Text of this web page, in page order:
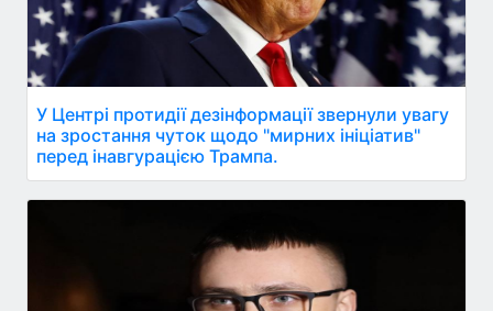
У Центрі протидії дезінформації звернули увагу
на зростання чуток щодо "мирних ініціатив"
перед інавгурацією Трампа.